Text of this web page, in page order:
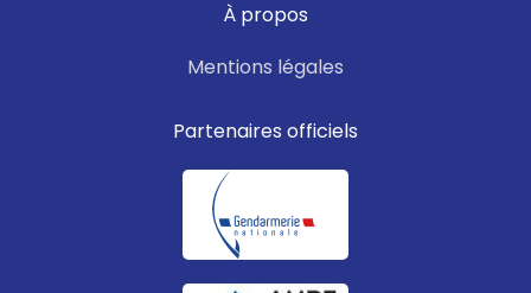
À propos
Mentions légales
Partenaires officiels